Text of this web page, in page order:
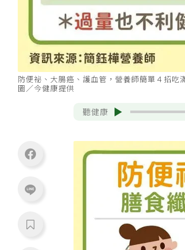
防便祕、大腸癌、護血管，營養師簡單４招吃
圖／今健康提供
聽健康